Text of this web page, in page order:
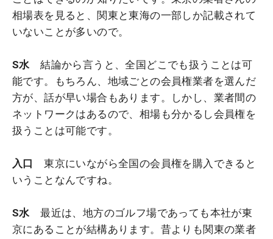
相場表を見ると、関東と東海の一部しか記載されて
いないことが多いので。
S水 結論から言うと、全国どこでも扱うことは可
能です。もちろん、地域ごとの会員権業者を選んだ
方が、話が早い場合もあります。しかし、業者間の
ネットワークはあるので、相場も分かるし会員権を
扱うことは可能です。
入口
東京にいながら全国の会員権を購入できると
いうことなんですね。
S水 最近は、地方のゴルフ場であっても本社が東
京にあることが結構あります。昔よりも関東の業者